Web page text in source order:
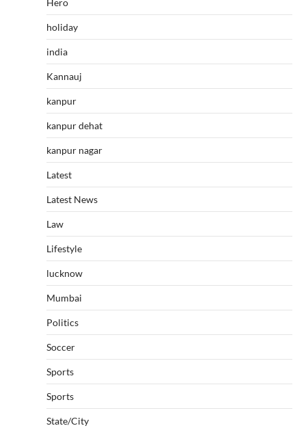
Hero
holiday
india
Kannauj
kanpur
kanpur dehat
kanpur nagar
Latest
Latest News
Law
Lifestyle
lucknow
Mumbai
Politics
Soccer
Sports
Sports
State/City